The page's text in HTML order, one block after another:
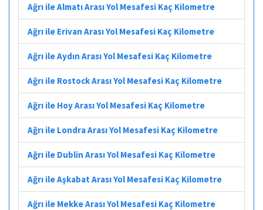
Ağrı ile Almatı Arası Yol Mesafesi Kaç Kilometre
Ağrı ile Erivan Arası Yol Mesafesi Kaç Kilometre
Ağrı ile Aydın Arası Yol Mesafesi Kaç Kilometre
Ağrı ile Rostock Arası Yol Mesafesi Kaç Kilometre
Ağrı ile Hoy Arası Yol Mesafesi Kaç Kilometre
Ağrı ile Londra Arası Yol Mesafesi Kaç Kilometre
Ağrı ile Dublin Arası Yol Mesafesi Kaç Kilometre
Ağrı ile Aşkabat Arası Yol Mesafesi Kaç Kilometre
Ağrı ile Mekke Arası Yol Mesafesi Kaç Kilometre